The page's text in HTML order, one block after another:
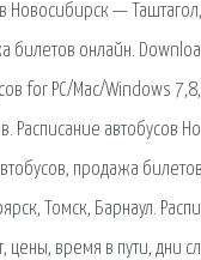
Новосибирск —
билетов онлайн.
for PC/Mac/Windows
Расписание
продажа
Томск, Барнаул.
цены, время в пути,